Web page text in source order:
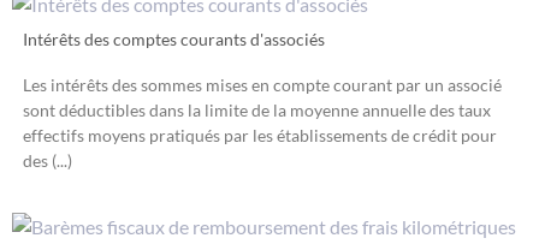
Intérêts des comptes courants d'associés
Les intérêts des sommes mises en compte courant par un associé
sont déductibles dans la limite de la moyenne annuelle des taux
effectifs moyens pratiqués par les établissements de crédit pour
des (...)